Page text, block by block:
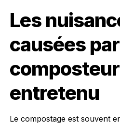
Les
causées
entretenu
Le compostage est souvent